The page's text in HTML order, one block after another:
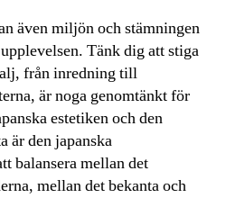
även miljön och stämningen
Tänk dig att stiga
från inredning till
är noga genomtänkt för
estetiken och den
är den japanska
balansera mellan det
mellan det bekanta och